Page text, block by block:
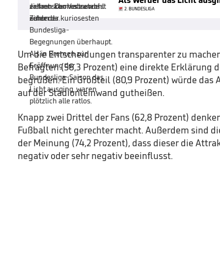
2. BUNDESLIGA
Um die Entscheidungen transparenter zu
Befragten (58,3 Prozent) eine direkte Erklärung
begrüßen. Ein Großteil (80,9 Prozent) würde das
auf der Stadionleinwand gutheißen.
Knapp zwei Drittel der Fans (62,8 Prozent)
Fußball nicht gerechter macht. Außerdem sind
der Meinung (74,2 Prozent), dass dieser die
negativ oder sehr negativ beeinflusst.